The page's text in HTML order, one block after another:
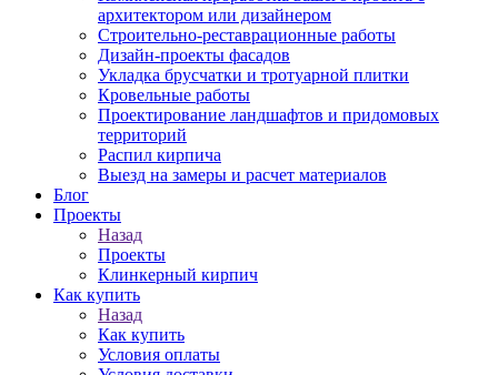
архитектором или дизайнером
Строительно-реставрационные работы
Дизайн-проекты фасадов
Укладка брусчатки и тротуарной плитки
Кровельные работы
Проектирование ландшафтов и придомовых
территорий
Распил кирпича
Выезд на замеры и расчет материалов
Блог
Проекты
Назад
Проекты
Клинкерный кирпич
Как купить
Назад
Как купить
Условия оплаты